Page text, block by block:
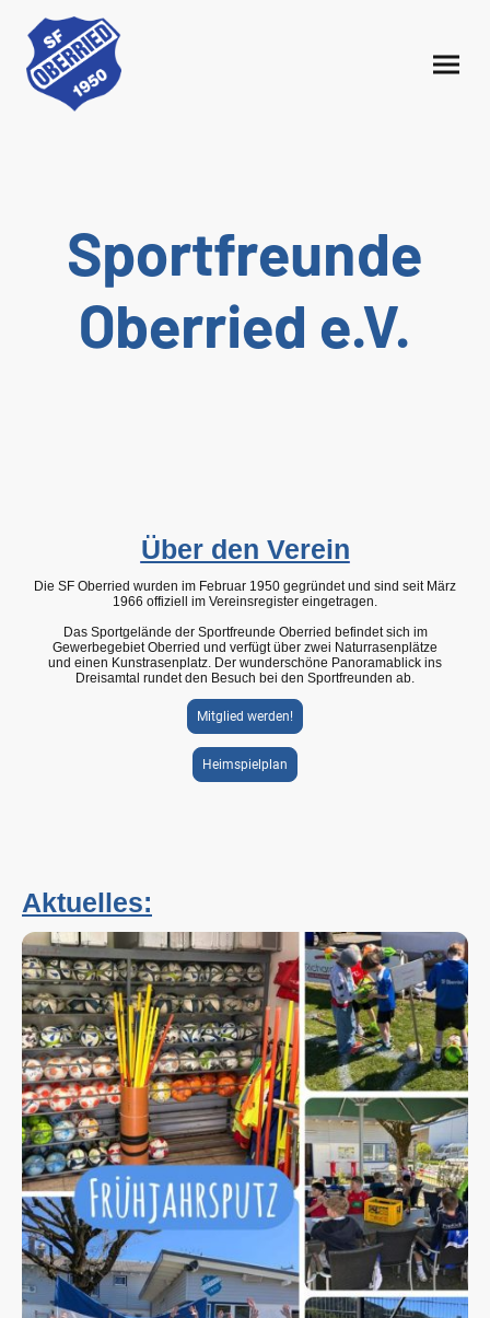
Sportfreunde
Oberried e.V.
Über den Verein
Die SF Oberried wurden im Februar 1950 gegründet und sind seit März
1966 offiziell im Vereinsregister eingetragen.
Das Sportgelände der Sportfreunde Oberried befindet sich im
Gewerbegebiet Oberried und verfügt über zwei Naturrasenplätze
und einen Kunstrasenplatz. Der wunderschöne Panoramablick ins
Dreisamtal rundet den Besuch bei den Sportfreunden ab.
Mitglied werden!
Heimspielplan
Aktuelles: